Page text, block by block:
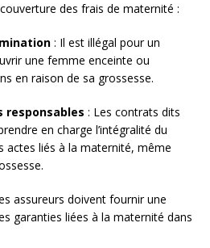
des frais de maternité :
: Il est illégal pour un
une femme enceinte ou
en raison de sa grossesse.
responsables : Les contrats dits
en charge l’intégralité du
actes liés à la maternité, même
assureurs doivent fournir une
garanties liées à la maternité dans